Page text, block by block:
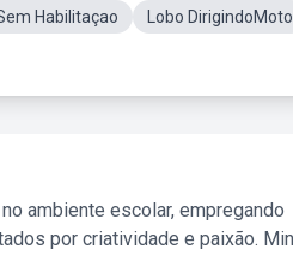
Habilitaçao
Lobo DirigindoMoto
ambiente escolar, empregando
por criatividade e paixão.